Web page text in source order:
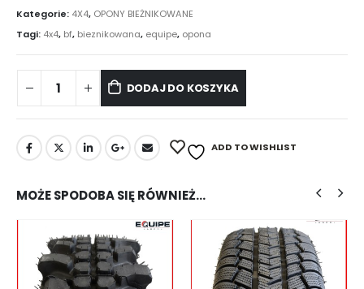
Kategorie: 4X4, OPONY BIEŻNIKOWANE
Tagi: 4x4, bf, bieznikowana, equipe, opona
DODAJ DO KOSZYKA
ADD TO WISHLIST
MOŻE SPODOBA SIĘ RÓWNIEŻ…